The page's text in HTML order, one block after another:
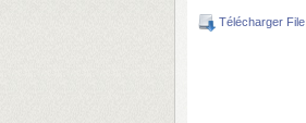
Télécharger File